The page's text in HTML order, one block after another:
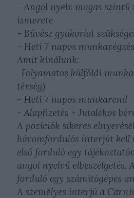
- Angol nyelv magas szintű
ismerete
- Bűvész gyakorlat
- Heti 7 napos munkavégzés
Amit kínálunk:
-Folyamatos külföldi
térség)
- Heti 7 napos munkarend
- Alapfizetés + Jutalékos
A pozíciók sikeres
háromfordulós interjút kell
első forduló egy
angol nyelvű elbeszélgetés.
forduló egy számítógépes
A személyes interjú a